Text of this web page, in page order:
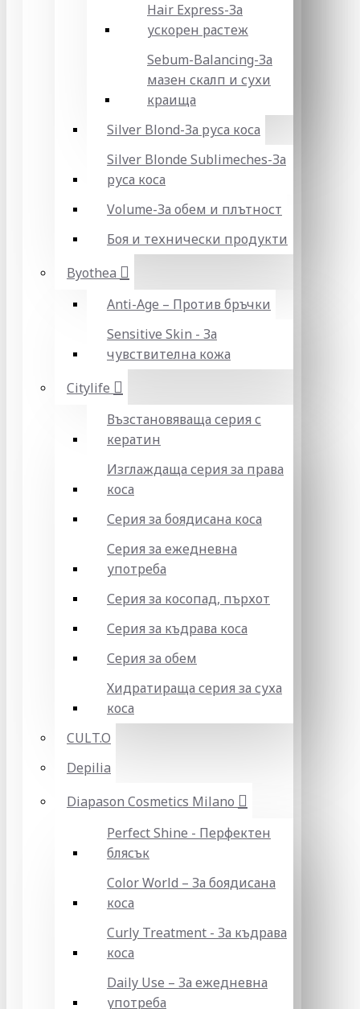
Hair Express-За
ускорен растеж
Sebum-Balancing-За
мазен скалп и сухи
краища
Silver Blond-За руса коса
Silver Blonde Sublіmeches-За
руса коса
Volume-За обем и плътност
Боя и технически продукти
Byothea
Anti-Age – Против бръчки
Sensitive Skin - За
чувствителна кожа
Citylife
Възстановяваща серия с
кератин
Изглаждаща серия за права
коса
Серия за боядисана коса
Серия за ежедневна
употреба
Серия за косопад, пърхот
Серия за къдрава коса
Серия за обем
Хидратираща серия за суха
коса
CULT.O
Depilia
Diapason Cosmetics Milano
Perfect Shine - Перфектен
блясък
Color World – За боядисана
коса
Curly Treatment - За къдрава
коса
Daily Use – За ежедневна
употреба